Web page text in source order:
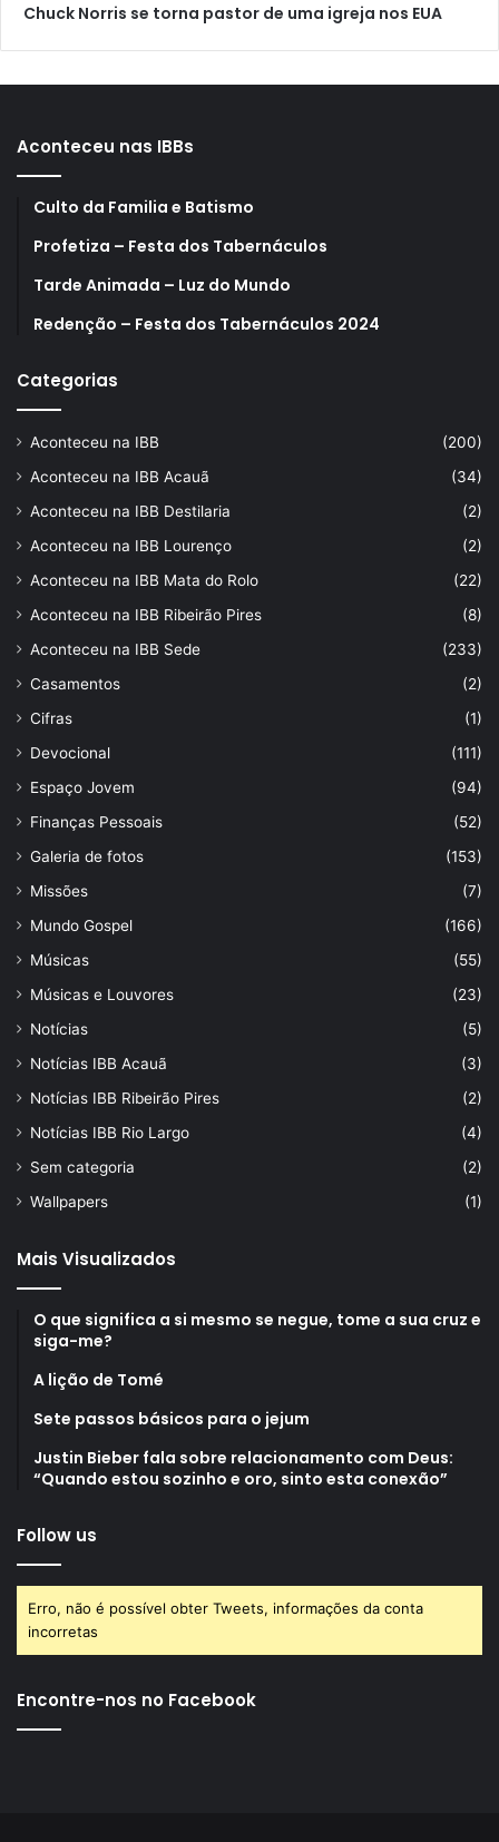
Chuck Norris se torna pastor de uma igreja nos EUA
Aconteceu nas IBBs
Culto da Familia e Batismo
Profetiza – Festa dos Tabernáculos
Tarde Animada – Luz do Mundo
Redenção – Festa dos Tabernáculos 2024
Categorias
Aconteceu na IBB
(200)
Aconteceu na IBB Acauã
(34)
Aconteceu na IBB Destilaria
(2)
Aconteceu na IBB Lourenço
(2)
Aconteceu na IBB Mata do Rolo
(22)
Aconteceu na IBB Ribeirão Pires
(8)
Aconteceu na IBB Sede
(233)
Casamentos
(2)
Cifras
(1)
Devocional
(111)
Espaço Jovem
(94)
Finanças Pessoais
(52)
Galeria de fotos
(153)
Missões
(7)
Mundo Gospel
(166)
Músicas
(55)
Músicas e Louvores
(23)
Notícias
(5)
Notícias IBB Acauã
(3)
Notícias IBB Ribeirão Pires
(2)
Notícias IBB Rio Largo
(4)
Sem categoria
(2)
Wallpapers
(1)
Mais Visualizados
O que significa a si mesmo se negue, tome a sua cruz e
siga-me?
A lição de Tomé
Sete passos básicos para o jejum
Justin Bieber fala sobre relacionamento com Deus:
“Quando estou sozinho e oro, sinto esta conexão”
Follow us
Erro, não é possível obter Tweets, informações da conta
incorretas
Encontre-nos no Facebook